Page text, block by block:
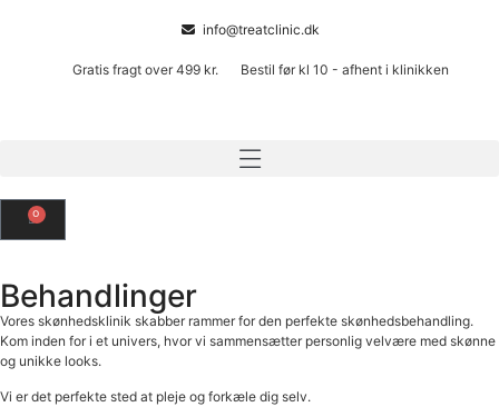
info@treatclinic.dk
Gratis fragt over 499 kr. Bestil før kl 10 - afhent i klinikken
0
Behandlinger
Vores skønhedsklinik skabber rammer for den perfekte skønhedsbehandling.
Kom inden for i et univers, hvor vi sammensætter personlig velvære med skønne
og unikke looks.
Vi er det perfekte sted at pleje og forkæle dig selv.